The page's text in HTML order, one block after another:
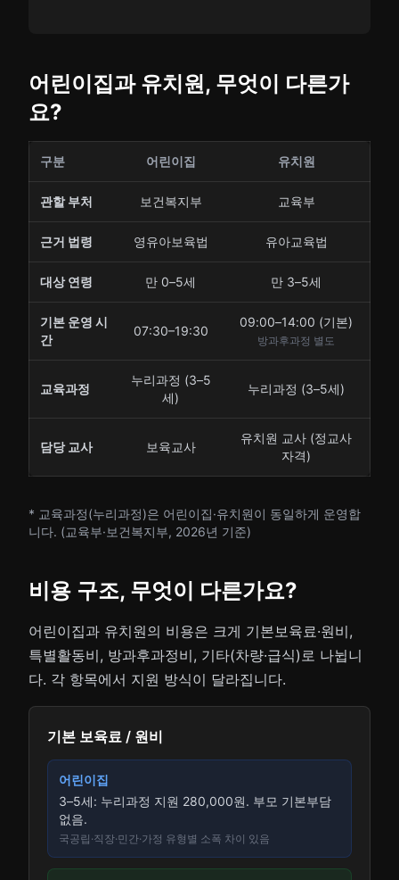
어린이집과 유치원, 무엇이 다른가
요?
구분 어린이집 유치원
관할 부처 보건복지부 교육부
근거 법령 영유아보육법 유아교육법
대상 연령 만 0–5세 만 3–5세
기본 운영 시
간
07:30–19:30
09:00–14:00 (기본)
방과후과정 별도
교육과정
누리과정 (3–5
세)
누리과정 (3–5세)
담당 교사 보육교사
유치원 교사 (정교사
자격)
* 교육과정(누리과정)은 어린이집·유치원이 동일하게 운영합
니다. (교육부·보건복지부, 2026년 기준)
비용 구조, 무엇이 다른가요?
어린이집과 유치원의 비용은 크게 기본보육료·원비,
특별활동비, 방과후과정비, 기타(차량·급식)로 나뉩니
다. 각 항목에서 지원 방식이 달라집니다.
기본 보육료 / 원비
어린이집
3–5세: 누리과정 지원 280,000원. 부모 기본부담
없음.
국공립·직장·민간·가정 유형별 소폭 차이 있음